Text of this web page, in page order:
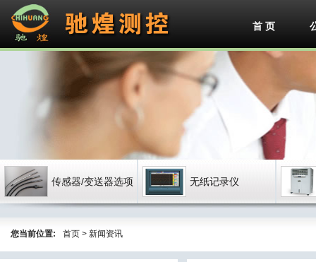
首 页
传感器/变送器选项 无纸记录仪
您当前位置: 首页 > 新闻资讯